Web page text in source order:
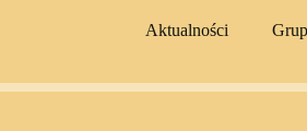
Aktualności